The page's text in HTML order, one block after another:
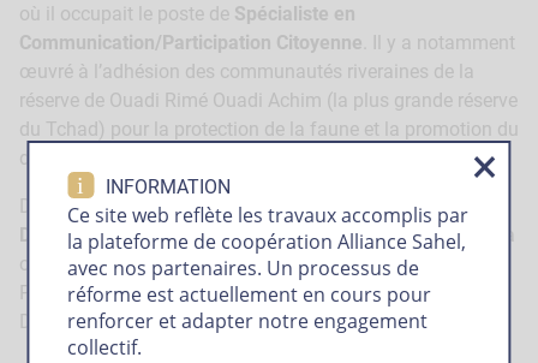
i INFORMATION
Ce site web reflète les travaux accomplis par
la plateforme de coopération Alliance Sahel,
avec nos partenaires. Un processus de
réforme est actuellement en cours pour
renforcer et adapter notre engagement
collectif.
où il occupait le poste de Spécialiste en
Communication/Participation Citoyenne . Il y a notamment
œuvré à l’adhésion des communautés riveraines de la
réserve de Ouadi Rimé Ouadi Achim (la plus grande réserve
du Tchad) pour la protection de la faune et la promotion du
développement local.
De 2014 à 2020, Daoud Souleyman Adam a travaillé à la
Direction Pays-Tchad de l’ONG ACORD International
. Il y a
occupé plusieurs postes successifs, d’Assistant
Programme, à Chef de Projets, Chef de Base et Chargé de
Développement de Projets.